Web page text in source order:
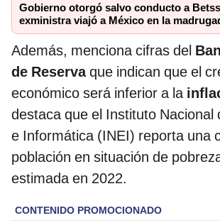
Gobierno otorgó salvo conducto a
exministra viajó a México en la
Además, menciona cifras del
de Reservaque indican que el
económico será inferior a la
destaca que el Instituto Nacional
e Informática (INEI) reporta una
población en situación de
estimada en 2022.